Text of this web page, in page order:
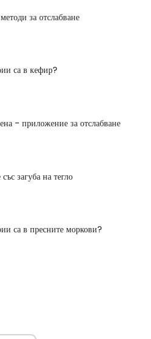
за отслабване
са в кефир?
- приложение за отслабване
загуба на тегло
са в пресните моркови?